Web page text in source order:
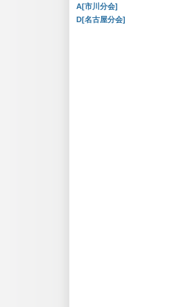
A[市川分会]
D[名古屋分会]